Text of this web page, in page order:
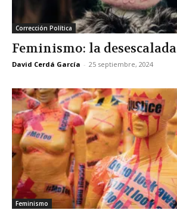
Corrección Política
Feminismo: la desescalada
David Cerdá García - 25 septiembre, 2024
Feminismo